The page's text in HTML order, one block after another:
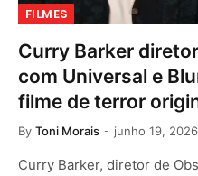
FILMES
Curry Barker
com Universal e
filme de terror
By Toni Morais junho 19, 2026
Curry Barker, diretor de